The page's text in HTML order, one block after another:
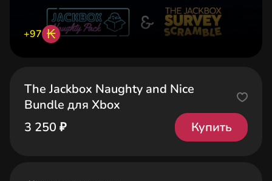
+97 ₭
The Jackbox Naughty and Nice
Bundle для Xbox
3 250 ₽
Купить